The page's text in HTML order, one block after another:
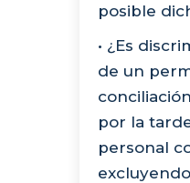
posible
• ¿Es
de un
por la
personal